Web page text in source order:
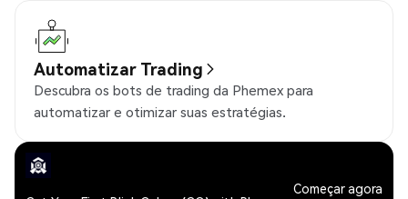
Automatizar Trading
Descubra os bots de trading da Phemex para
automatizar e otimizar suas estratégias.
Começar agora